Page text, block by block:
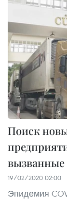
Поиск
вызванные
19/02/2020 02:00
Эпидемия